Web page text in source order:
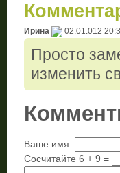
Ирина 02.01.012
Просто
изменить
Ваше имя:
Сосчитайте 6 + 9 =